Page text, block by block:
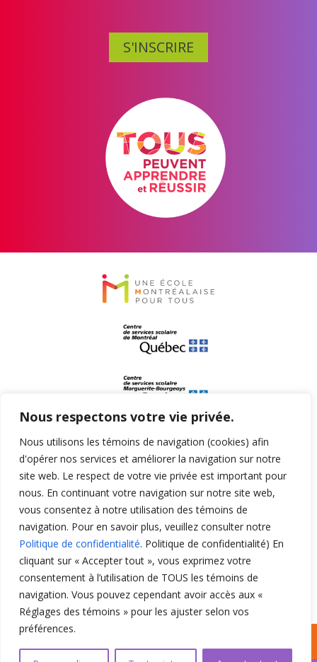
Nous respectons votre vie privée.
Nous utilisons les témoins de navigation (cookies) afin
d'opérer nos services et améliorer la navigation sur notre
site web. Le respect de votre vie privée est important pour
nous. En continuant votre navigation sur notre site web,
vous consentez à notre utilisation des témoins de
navigation. Pour en savoir plus, veuillez consulter notre
Politique de confidentialité. Politique de confidentialité) En
cliquant sur « Accepter tout », vous exprimez votre
consentement à l’utilisation de TOUS les témoins de
navigation. Vous pouvez cependant avoir accès aux «
Réglages des témoins » pour les ajuster selon vos
préférences.
S'INSCRIRE
La rédaction suit en priorité les principes de l'
Confidentialité|Politique de confidentialité|Préférences